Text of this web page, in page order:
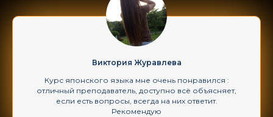
Виктория Журавлева
Курс японского языка мне очень понравился :
отличный преподаватель, доступно всё объясняет,
если есть вопросы, всегда на них ответит.
Рекомендую